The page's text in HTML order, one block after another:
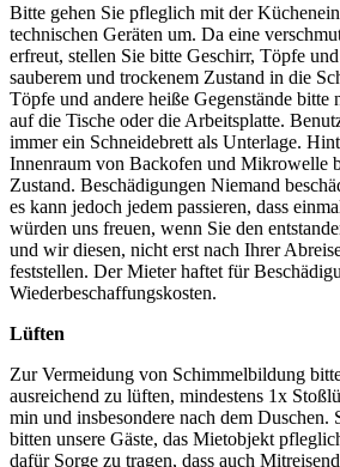
Bitte gehen Sie pfleglich mit der
technischen Geräten um. Da eine
erfreut, stellen Sie bitte Geschirr, Töpfe
sauberem und trockenem Zustand in die
Töpfe und andere heiße Gegenstände bitte
auf die Tische oder die Arbeitsplatte.
immer ein Schneidebrett als Unterlage.
Innenraum von Backofen und Mikrowelle
Zustand. Beschädigungen Niemand
es kann jedoch jedem passieren, dass
würden uns freuen, wenn Sie den
und wir diesen, nicht erst nach Ihrer
feststellen. Der Mieter haftet für
Wiederbeschaffungskosten.
Lüften
Zur Vermeidung von Schimmelbildung
ausreichend zu lüften, mindestens 1x
min und insbesondere nach dem
bitten unsere Gäste, das Mietobjekt
dafür Sorge zu tragen, dass auch